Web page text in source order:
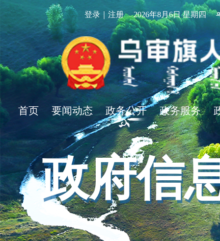
登录｜注册 2026年8月6日 星期四
首页 要闻动态 政务公开 政务服务
政府信